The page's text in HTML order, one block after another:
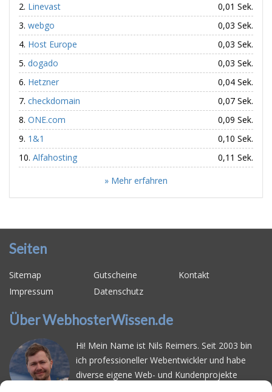
Linevast
0,01 Sek.
webgo
0,03 Sek.
Host Europe
0,03 Sek.
dogado
0,03 Sek.
Hetzner
0,04 Sek.
checkdomain
0,07 Sek.
ONE.com
0,09 Sek.
1&1
0,10 Sek.
Alfahosting
0,11 Sek.
» Mehr erfahren
Seiten
Sitemap Gutscheine
Kontakt
Impressum
Datenschutz
Über WebhosterWissen.de
Hi! Mein Name ist Nils Reimers. Seit 2003 bin
ich professioneller Webentwickler und habe
diverse eigene Web- und Kundenprojekte